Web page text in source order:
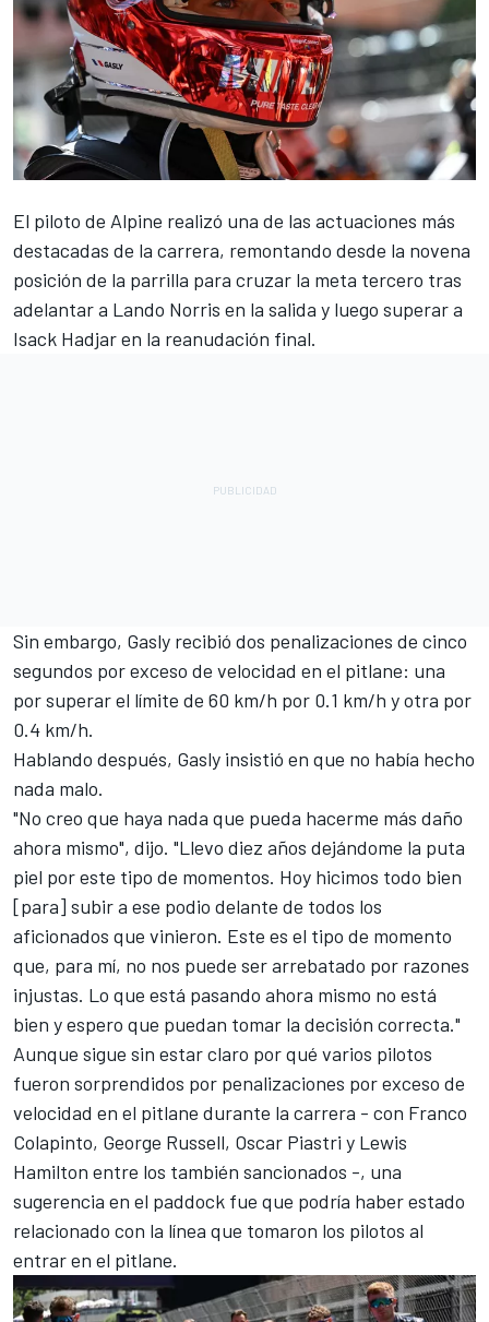
El piloto de Alpine realizó una de las actuaciones más
destacadas de la carrera, remontando desde la novena
posición de la parrilla para cruzar la meta tercero tras
adelantar a Lando Norris en la salida y luego superar a
Isack Hadjaren la reanudación final.
Sin embargo, Gasly recibió dos penalizaciones de cinco
segundos por exceso de velocidad en el pitlane: una
por superar el límite de 60 km/h por 0.1 km/h y otra por
0.4 km/h.
Hablando después, Gasly insistió en que no había hecho
nada malo.
"No creo que haya nada que pueda hacerme más daño
ahora mismo", dijo. "Llevo diez años dejándome la puta
piel por este tipo de momentos. Hoy hicimos todo bien
[para] subir a ese podio delante de todos los
aficionados que vinieron. Este es el tipo de momento
que, para mí, no nos puede ser arrebatado por razones
injustas. Lo que está pasando ahora mismo no está
bien y espero que puedan tomar la decisión correcta."
Aunque sigue sin estar claro por qué varios pilotos
fueron sorprendidos por penalizaciones por exceso de
velocidad en el pitlane durante la carrera - con Franco
Colapinto, George Russell, Oscar Piastri y Lewis
Hamilton entre los también sancionados -, una
sugerencia en el paddock fue que podría haber estado
relacionado con la línea que tomaron los pilotos al
entrar en el pitlane.